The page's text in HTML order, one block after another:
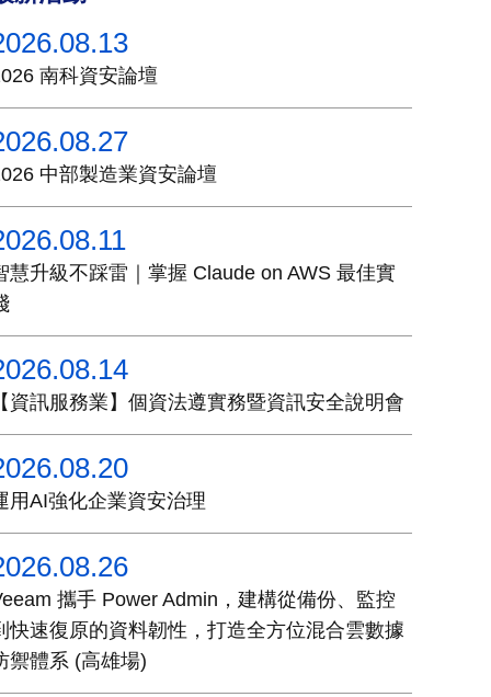
南科資安論壇
中部製造業資安論壇
慧升級不踩雷｜掌握 Claude on AWS 最佳實
資訊服務業】個資法遵實務暨資訊安全說明會
用AI強化企業資安治理
攜手 Power Admin，建構從備份、監控
快速復原的資料韌性，打造全方位混合雲數據
禦體系 (高雄場)